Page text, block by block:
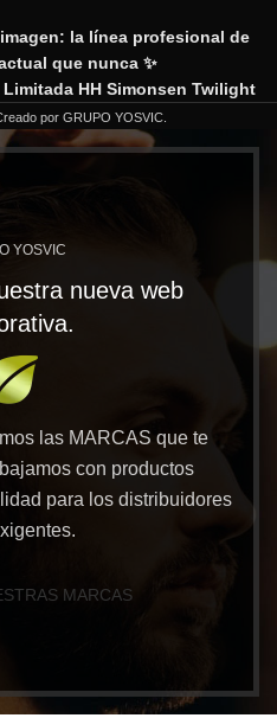
la línea profesional de
que nunca ✨
HH Simonsen Twilight
por GRUPO YOSVIC.
YOSVIC
nueva web
las MARCAS que te
con productos
para los distribuidores
MARCAS